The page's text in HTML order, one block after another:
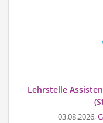
Lehrstelle
03.08.2026,